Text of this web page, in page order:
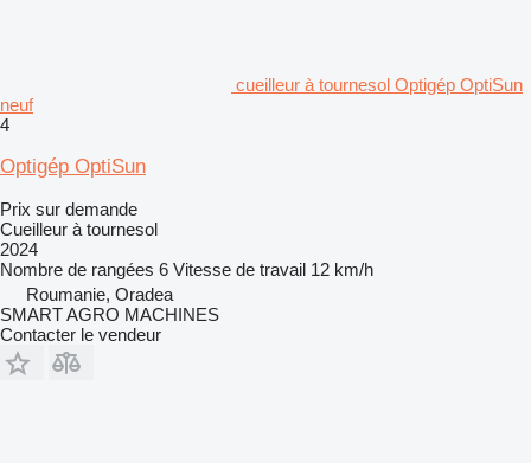
cueilleur à tournesol Optigép OptiSun
neuf
4
Optigép OptiSun
Prix sur demande
Cueilleur à tournesol
2024
Nombre de rangées 6 Vitesse de travail 12 km/h
Roumanie, Oradea
SMART AGRO MACHINES
Contacter le vendeur